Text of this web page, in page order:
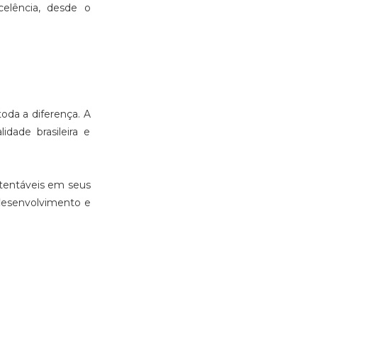
desde o
a diferença. A
brasileira e
em seus
e